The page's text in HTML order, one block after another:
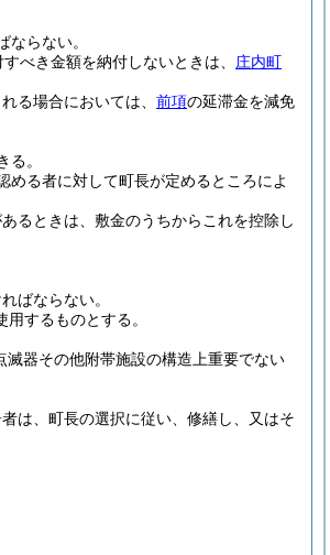
らない。
べき金額を納付しないときは、 庄内町
る場合においては、 前項の延滞金を減免
。
る者に対して町長が定めるところによ
るときは、敷金のうちからこれを控除し
ばならない。
するものとする。
器その他附帯施設の構造上重要でない
は、町長の選択に従い、修繕し、又はそ